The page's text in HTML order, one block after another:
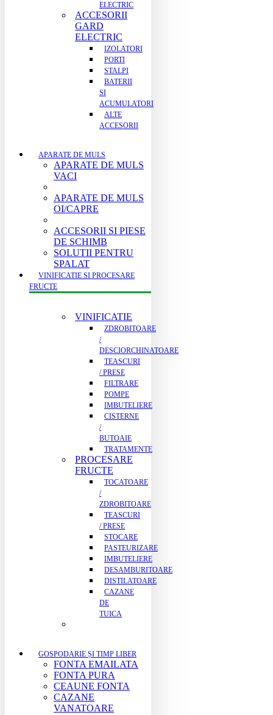
ELECTRIC
ACCESORII
GARD
ELECTRIC
IZOLATORI
PORTI
STALPI
BATERII
SI
ACUMULATORI
ALTE
ACCESORII
APARATE DE MULS
APARATE DE MULS
VACI
APARATE DE MULS
OI/CAPRE
ACCESORII SI PIESE
DE SCHIMB
SOLUTII PENTRU
SPALAT
VINIFICATIE SI PROCESARE
FRUCTE
VINIFICATIE
ZDROBITOARE
/
DESCIORCHINATOARE
TEASCURI
/ PRESE
FILTRARE
POMPE
IMBUTELIERE
CISTERNE
/
BUTOAIE
TRATAMENTE
PROCESARE
FRUCTE
TOCATOARE
/
ZDROBITOARE
TEASCURI
/ PRESE
STOCARE
PASTEURIZARE
IMBUTELIERE
DESAMBURITOARE
DISTILATOARE
CAZANE
DE
TUICA
GOSPODARIE ȘI TIMP LIBER
FONTA EMAILATA
FONTA PURA
CEAUNE FONTA
CAZANE
VANATOARE